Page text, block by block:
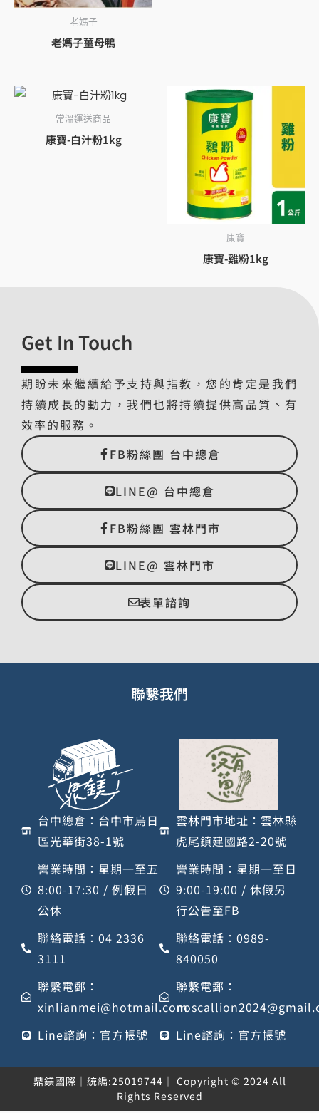
老媽子
老媽子薑母鴨
常溫運送商品
康寶-白汁粉1kg
康寶
康寶-雞粉1kg
Get In Touch
期盼未來繼續給予支持與指教，您的肯定是我們
持續成長的動力，我們也將持續提供高品質、有
效率的服務。
FB粉絲團 台中總倉
LINE@ 台中總倉
FB粉絲團 雲林門市
LINE@ 雲林門市
表單諮詢
聯繫我們
台中總倉：台中市烏日
區光華街38-1號
營業時間：星期一至五
8:00-17:30 / 例假日
公休
聯絡電話：04 2336
3111
聯繫電郵：
xinlianmei@hotmail.com
Line諮詢：官方帳號
雲林門市地址：雲林縣
虎尾鎮建國路2-20號
營業時間：星期一至日
9:00-19:00 / 休假另
行公告至FB
聯絡電話：0989-
840050
聯繫電郵：
Line諮詢：官方帳號
鼎鎂國際｜統編:25019744｜ Copyright © 2024 All
Rights Reserved